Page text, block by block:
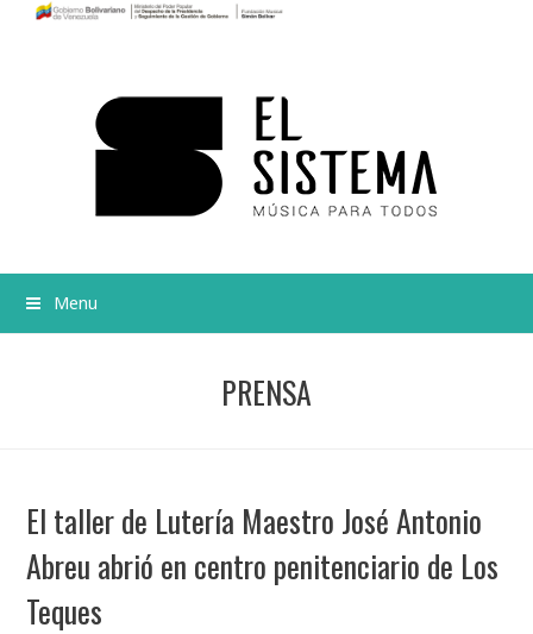
Menu
PRENSA
El taller de Lutería Maestro José Antonio
Abreu abrió en centro penitenciario de Los
Teques